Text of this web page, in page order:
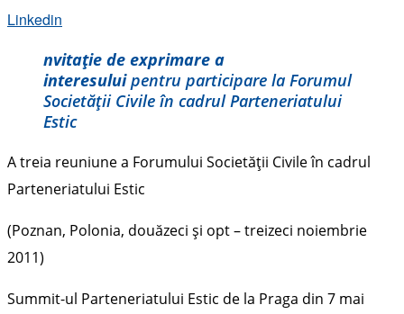
Linkedin
nvitație de exprimare a
interesuluipentru participare la Forumul
Societăţii Civile în cadrul Parteneriatului
Estic
A treia reuniune a Forumului Societăţii Civile în cadrul
Parteneriatului Estic
(Poznan, Polonia, douăzeci şi opt – treizeci noiembrie
2011)
Summit-ul Parteneriatului Estic de la Praga din 7 mai